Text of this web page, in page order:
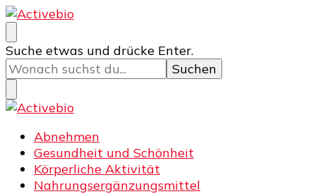
Activebio
Training und Fitness
Suchst
du
nach
etwas?
Suche etwas und drücke Enter.
Activebio
Training und Fitness
Abnehmen
Gesundheit und Schönheit
Körperliche Aktivität
Nahrungsergänzungsmittel